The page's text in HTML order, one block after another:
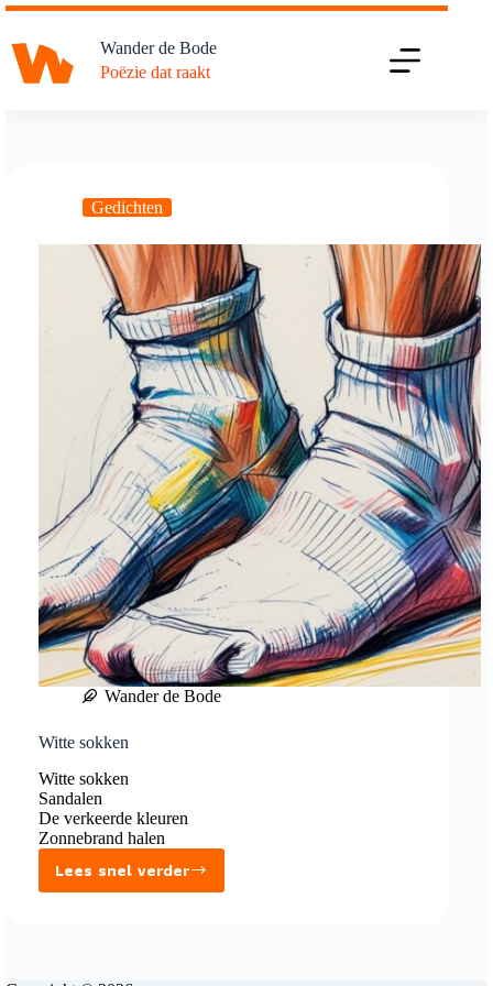
Ga
de
inhoud
Wander de Bode
Poëzie dat raakt
Gedichten
Wander de Bode
Witte sokken
Witte sokken
Sandalen
De verkeerde kleuren
Zonnebrand halen
Lees snel verder
Witte